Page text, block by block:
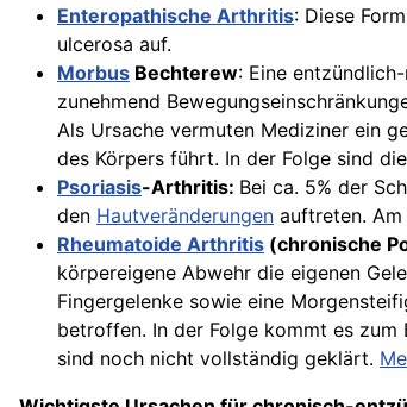
Enteropathische Arthritis: Diese
ulcerosa auf.
Morbus Bechterew: Eine
zunehmend
Als Ursache vermuten Mediziner ein
des Körpers führt. In der Folge sind
Psoriasis-Arthritis: Bei ca. 5% der
den Hautveränderungen auftreten.
Rheumatoide Arthritis (chronische
körpereigene Abwehr die eigenen
Fingergelenke sowie eine
betroffen. In der Folge kommt es
sind noch nicht vollständig geklärt.